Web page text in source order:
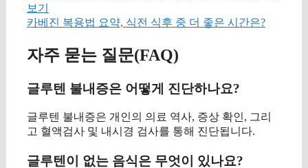
보기
카베진 복용법 요약, 식전 식후 중 더 좋은 시간은?
자주 묻는 질문(FAQ)
글루텐 불내증은 어떻게 진단하나요?
글루텐 불내증은 개인의 의료 역사, 증상 확인, 그리
고 혈액검사 및 내시경 검사를 통해 진단됩니다.
글루텐이 없는 음식은 무엇이 있나요?